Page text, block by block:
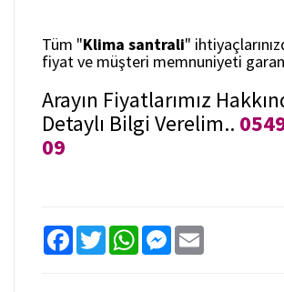
Tüm "Klima santrali"
fiyat ve müşteri memnuniyeti
Arayın Fiyatlarımız
Detaylı Bilgi Verelim..
09
F
T
w
W
M